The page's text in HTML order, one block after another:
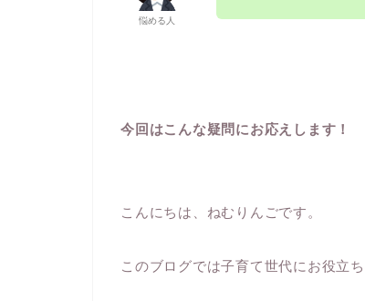
悩める人
今回はこんな疑問にお応えします！
こんにちは、ねむりんごです。
このブログでは子育て世代にお役立